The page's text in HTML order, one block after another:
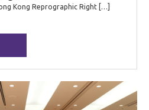
Kong Reprographic Right […]